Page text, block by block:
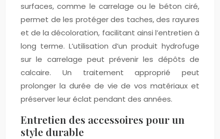
surfaces, comme le carrelage ou le béton ciré,
permet de les protéger des taches, des rayures
et de la décoloration, facilitant ainsi l’entretien à
long terme. L’utilisation d’un produit hydrofuge
sur le carrelage peut prévenir les dépôts de
calcaire. Un traitement approprié peut
prolonger la durée de vie de vos matériaux et
préserver leur éclat pendant des années.
Entretien des accessoires pour un
style durable